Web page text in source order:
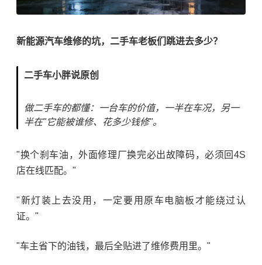
新能源汽车维修的坑，二手车老板们跳进去多少？
二手车小胖说原创
做二手车的都懂：一台车的价值，一半在车况，另一
半在"它能被谁修、花多少钱修"。
"换个刹车油，外面修理厂换完必出故障码，必须回4S
店在线匹配。"
"新灯装上去没用，一定要用原车电脑板才能绕过认
证。"
"车主省下的油钱，最后全贴进了维修费用里。"